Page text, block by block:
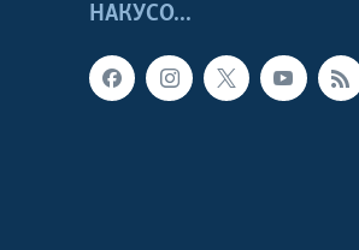
НАКУСО...